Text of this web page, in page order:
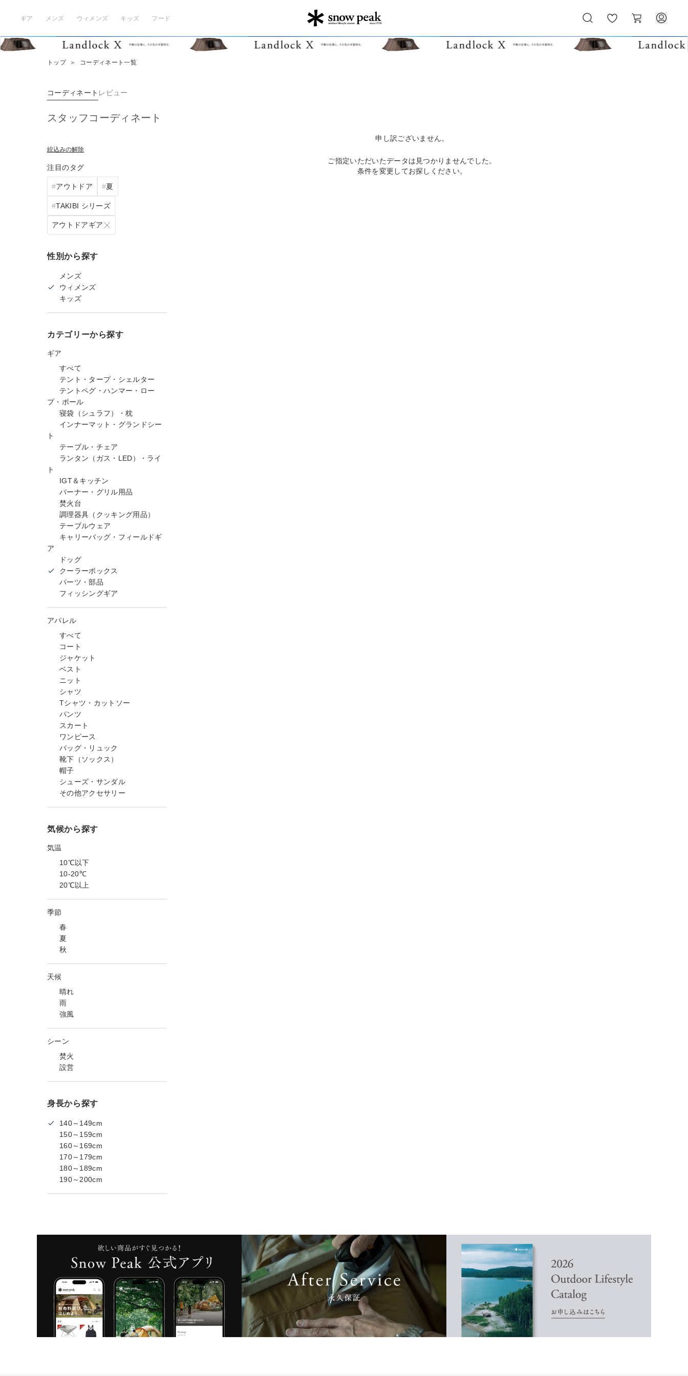
ギア メンズ ウィメンズ キッズ フード
気
に
ー
ト
トップ ＞ コーディネート一覧
コーディネート レビュー
スタッフコーディネート
絞込みの解除
注目のタグ
アウトドア 夏
TAKIBI シリーズ
アウトドアギア
性別から探す
メンズ
ウィメンズ
キッズ
カテゴリーから探す
ギア
すべて
テント・タープ・シェルター
テントペグ・ハンマー・ロー
プ・ポール
寝袋（シュラフ）・枕
インナーマット・グランドシー
ト
テーブル・チェア
ランタン（ガス・LED）・ライ
ト
IGT＆キッチン
バーナー・グリル用品
焚火台
調理器具（クッキング用品）
テーブルウェア
キャリーバッグ・フィールドギ
ア
ドッグ
クーラーボックス
パーツ・部品
フィッシングギア
アパレル
すべて
コート
ジャケット
ベスト
ニット
シャツ
Tシャツ・カットソー
パンツ
スカート
ワンピース
バッグ・リュック
靴下（ソックス）
帽子
シューズ・サンダル
その他アクセサリー
気候から探す
気温
10℃以下
10-20℃
20℃以上
季節
春
夏
秋
天候
晴れ
雨
強風
シーン
焚火
設営
身長から探す
140～149cm
150～159cm
160～169cm
170～179cm
180～189cm
190～200cm
申し訳ございません。
ご指定いただいたデータは見つかりませんでした。
条件を変更してお探しください。